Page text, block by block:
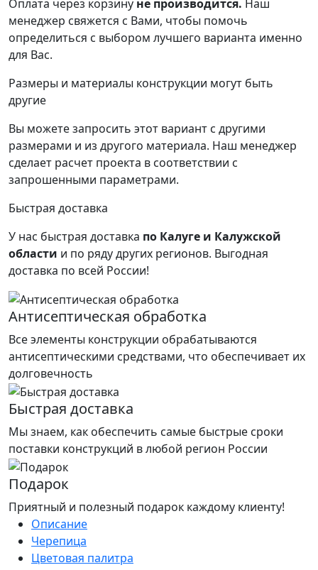
Оплата через корзину не производится. Наш
менеджер свяжется с Вами, чтобы помочь
определиться с выбором лучшего варианта именно
для Вас.
Размеры и материалы конструкции могут быть
другие
Вы можете запросить этот вариант с другими
размерами и из другого материала. Наш менеджер
сделает расчет проекта в соответствии с
запрошенными параметрами.
Быстрая доставка
У нас быстрая доставка по Калуге и Калужской
области и по ряду других регионов. Выгодная
доставка по всей России!
Антисептическая обработка
Все элементы конструкции обрабатываются
антисептическими средствами, что обеспечивает их
долговечность
Быстрая доставка
Мы знаем, как обеспечить самые быстрые сроки
поставки конструкций в любой регион России
Подарок
Приятный и полезный подарок каждому клиенту!
Описание
Черепица
Цветовая палитра